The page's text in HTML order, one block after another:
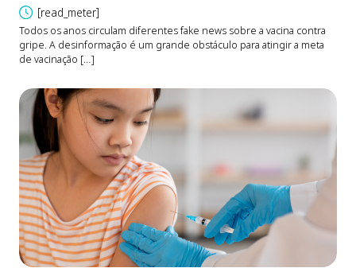
[read_meter]
Todos os anos circulam diferentes fake news sobre a vacina contra
gripe. A desinformação é um grande obstáculo para atingir a meta
de vacinação […]